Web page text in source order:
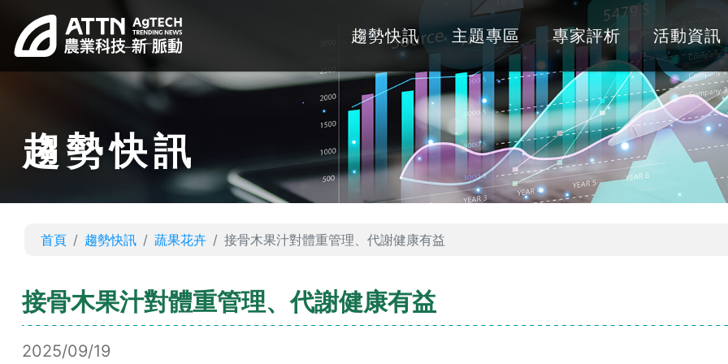
趨勢快訊 主題專區 專家評析 活動資訊
趨勢快訊
首頁 趨勢快訊 蔬果花卉 接骨木果汁對體重管理、代謝健康有益
接骨木果汁對體重管理、代謝健康有益
2025/09/19